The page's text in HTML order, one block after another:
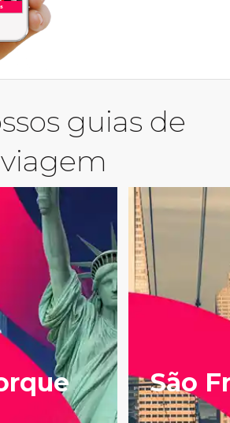
guias de
viagem
São